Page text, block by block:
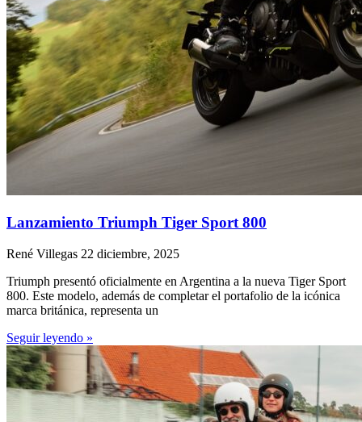
Lanzamiento Triumph Tiger Sport 800
René Villegas 22 diciembre, 2025
Triumph presentó oficialmente en Argentina a la nueva Tiger Sport
800. Este modelo, además de completar el portafolio de la icónica
marca británica, representa un
Seguir leyendo »